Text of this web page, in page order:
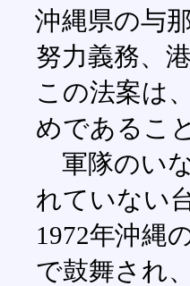
沖縄県の与
努力義務、
この法案は
めであるこ
軍隊のい
れていない
1972年沖縄
で鼓舞され